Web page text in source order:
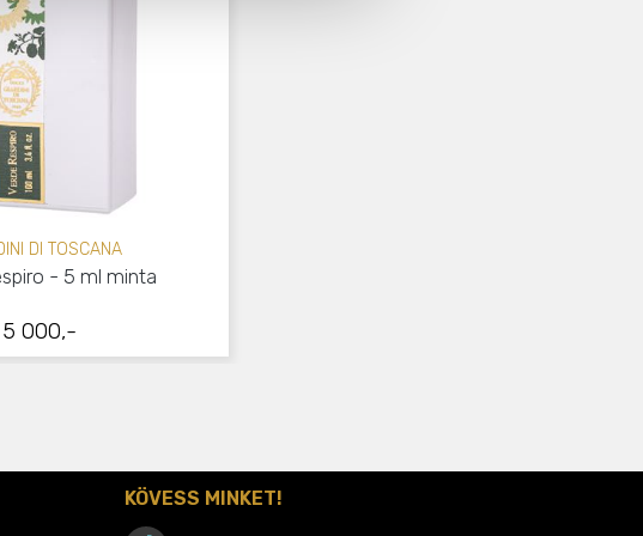
5 000,-
DI TOSCANA
- 5 ml minta
KÖVESS MINKET!